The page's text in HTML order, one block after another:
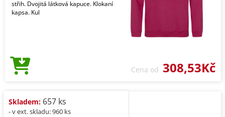
střih. Dvojitá látková kapuce. Klokaní
kapsa. Kul
Cena od 308,53Kč
Skladem: 657 ks
- v ext. skladu: 960 ks